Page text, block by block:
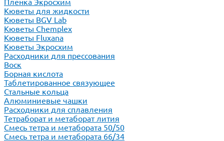
Пленка Экросхим
Кюветы для жидкости
Кюветы BGV Lab
Кюветы Chemplex
Кюветы Fluxana
Кюветы Экросхим
Расходники для прессования
Воск
Борная кислота
Таблетированное связующее
Стальные кольца
Алюминиевые чашки
Расходники для сплавления
Тетраборат и метаборат лития
Смесь тетра и метабората 50/50
Смесь тетра и метабората 66/34